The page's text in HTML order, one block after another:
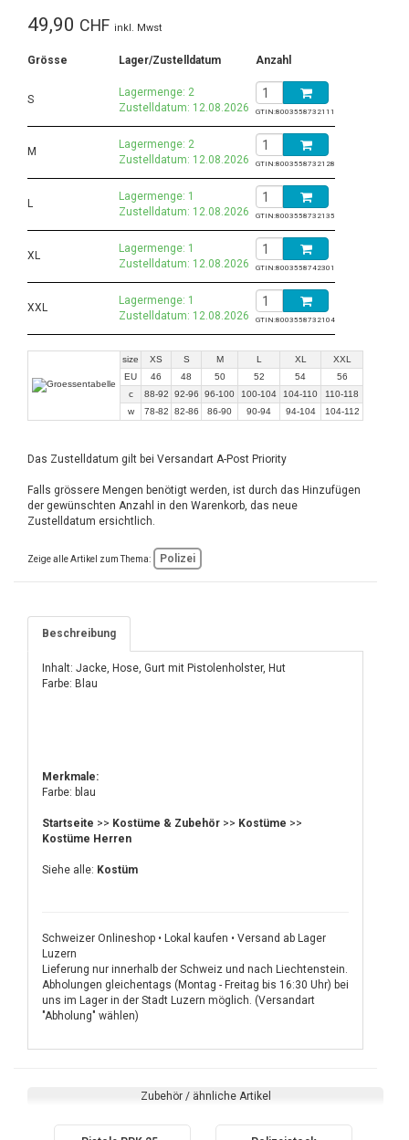
49,90 CHF inkl. Mwst
Grösse Lager/Zustelldatum Anzahl
S
Lagermenge: 2
Zustelldatum: 12.08.2026
GTIN:8003558732111
M
Lagermenge: 2
Zustelldatum: 12.08.2026
GTIN:8003558732128
L
Lagermenge: 1
Zustelldatum: 12.08.2026
GTIN:8003558732135
XL
Lagermenge: 1
Zustelldatum: 12.08.2026
GTIN:8003558742301
XXL
Lagermenge: 1
Zustelldatum: 12.08.2026
GTIN:8003558732104
size XS S M L XL
XXL
EU
46 48 50 52 54
56
c
88-92 92-96 96-100 100-104 104-110
110-118
w
78-82 82-86 86-90 90-94 94-104 104-112
Das Zustelldatum gilt bei Versandart A-Post Priority
Falls grössere Mengen benötigt werden, ist durch das Hinzufügen
der gewünschten Anzahl in den Warenkorb, das neue
Zustelldatum ersichtlich.
Zeige alle Artikel zum Thema: Polizei
Beschreibung
Inhalt: Jacke, Hose, Gurt mit Pistolenholster, Hut
Farbe: Blau
Merkmale:
Farbe: blau
Startseite >> Kostüme & Zubehör >> Kostüme >>
Kostüme Herren
Siehe alle: Kostüm
Schweizer Onlineshop • Lokal kaufen • Versand ab Lager
Luzern
Lieferung nur innerhalb der Schweiz und nach Liechtenstein.
Abholungen gleichentags (Montag - Freitag bis 16:30 Uhr) bei
uns im Lager in der Stadt Luzern möglich. (Versandart
"Abholung" wählen)
Zubehör / ähnliche Artikel